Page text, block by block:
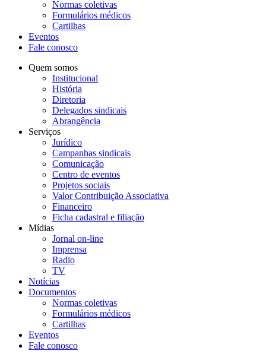
Normas coletivas
Formulários médicos
Cartilhas
Eventos
Fale conosco
Quem somos
Institucional
História
Diretoria
Delegados sindicais
Abrangência
Serviços
Jurídico
Campanhas sindicais
Comunicação
Centro de eventos
Projetos sociais
Valor Contribuição Associativa
Financeiro
Ficha cadastral e filiação
Mídias
Jornal on-line
Imprensa
Radio
TV
Notícias
Documentos
Normas coletivas
Formulários médicos
Cartilhas
Eventos
Fale conosco